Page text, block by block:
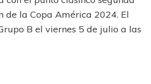
de la Copa América 2024. El
B el viernes 5 de julio a las
UEFA CHAMPIONS LEAGUE